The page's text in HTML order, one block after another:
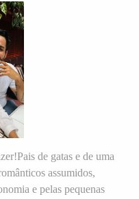
de gatas e de uma
assumidos,
e pelas pequenas